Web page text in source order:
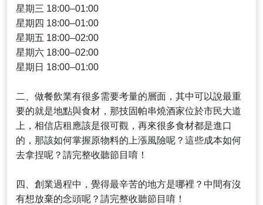
星期三 18:00–01:00
星期四 18:00–01:00
星期五 18:00–02:00
星期六 18:00–02:00
星期日 18:00–01:00
二、做餐飲業有很多需要考量的層面，其中可以說最重
要的就是地點與食材，那技固帕串燒酒家位於市民大道
上，相信店租應該是很可觀，再來很多食材都是進口
的，那該如何掌握原物料的上漲風險呢？這些成本如何
去拿捏呢？請完整收聽節目唷！
四、創業過程中，覺得最辛苦的地方是哪裡？中間有沒
有想放棄的念頭呢？請完整收聽節目唷！